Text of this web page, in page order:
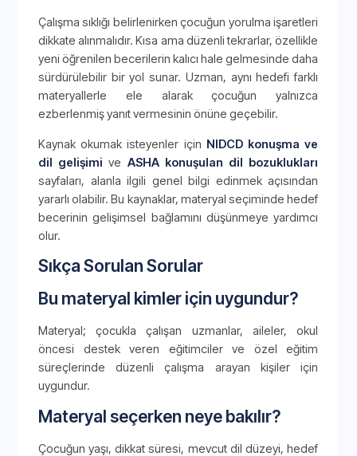
Çalışma sıklığı belirlenirken çocuğun yorulma işaretleri
dikkate alınmalıdır. Kısa ama düzenli tekrarlar, özellikle
yeni öğrenilen becerilerin kalıcı hale gelmesinde daha
sürdürülebilir bir yol sunar. Uzman, aynı hedefi farklı
materyallerle ele alarak çocuğun yalnızca
ezberlenmiş yanıt vermesinin önüne geçebilir.
Kaynak okumak isteyenler için NIDCD konuşma ve
dil gelişimi ve ASHA konuşulan dil bozuklukları
sayfaları, alanla ilgili genel bilgi edinmek açısından
yararlı olabilir. Bu kaynaklar, materyal seçiminde hedef
becerinin gelişimsel bağlamını düşünmeye yardımcı
olur.
Sıkça Sorulan Sorular
Bu materyal kimler için uygundur?
Materyal; çocukla çalışan uzmanlar, aileler, okul
öncesi destek veren eğitimciler ve özel eğitim
süreçlerinde düzenli çalışma arayan kişiler için
uygundur.
Materyal seçerken neye bakılır?
Çocuğun yaşı, dikkat süresi, mevcut dil düzeyi, hedef